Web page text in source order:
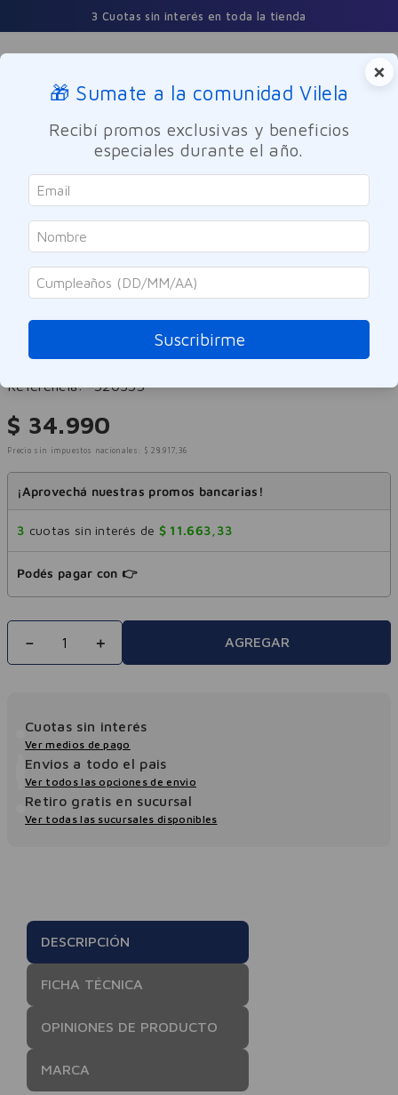
3 Cuotas sin interés en toda la tienda
Buscar
Dermocosmetica Solares Facial
Loreal
Protector Solar Loreal Paris UV
Defender AquaFusion FPS50+
50ml
Referencia:-320533
$ 34.990
Precio sin impuestos nacionales: $ 28 .917, 36
¡Aprovechá nuestras promos bancarias!
3 cuotas sin interés de $ 11.663, 33
Podés pagar con 👉
＋
－ AGREGAR
Cuotas sin interés
Ver medios de pago
Envios a todo el pais
Ver todos las opciones de envio
Retiro gratis en sucursal
Ver todas las sucursales disponibles
DESCRIPCIÓN
FICHA TÉCNICA
OPINIONES DE PRODUCTO
MARCA
×
🎁 Sumate a la comunidad Vilela
Recibí promos exclusivas y beneficios
especiales durante el año.
Suscribirme